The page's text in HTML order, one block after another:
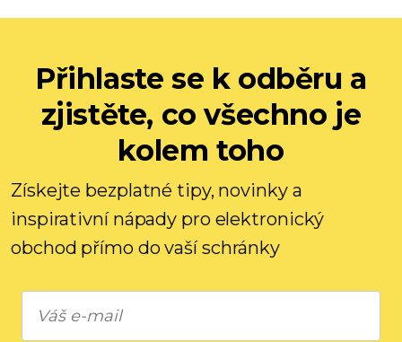
Přihlaste se k odběru a
zjistěte, co všechno je
kolem toho
Získejte bezplatné tipy, novinky a
inspirativní nápady pro elektronický
obchod přímo do vaší schránky